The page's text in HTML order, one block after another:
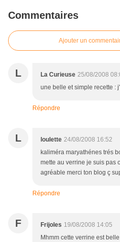
Commentaires
Ajouter un
L La Curieuse 25/08/2008
une belle et simple recette :
Répondre
L loulette 24/08/2008 16:52
kaliméra maryathénes trés
mette au verrine je suis pas
agréable merci ton blog ç
Répondre
F Frijoles 19/08/2008 14:05
Mhmm cette verrine est